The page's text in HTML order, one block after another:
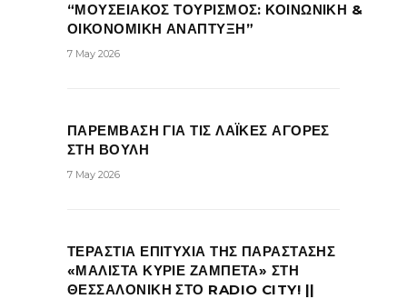
“ΜΟΥΣΕΙΑΚΟΣ ΤΟΥΡΙΣΜΟΣ: ΚΟΙΝΩΝΙΚΗ &
ΟΙΚΟΝΟΜΙΚΗ ΑΝΑΠΤΥΞΗ”
7 May 2026
ΠΑΡΕΜΒΑΣΗ ΓΙΑ ΤΙΣ ΛΑΪΚΕΣ ΑΓΟΡΕΣ
ΣΤΗ ΒΟΥΛΗ
7 May 2026
ΤΕΡΑΣΤΙΑ ΕΠΙΤΥΧΙΑ ΤΗΣ ΠΑΡΑΣΤΑΣΗΣ
«ΜΑΛΙΣΤΑ ΚΥΡΙΕ ΖΑΜΠΕΤΑ» ΣΤΗ
ΘΕΣΣΑΛΟΝΙΚΗ ΣΤΟ RADIO CITY! ||